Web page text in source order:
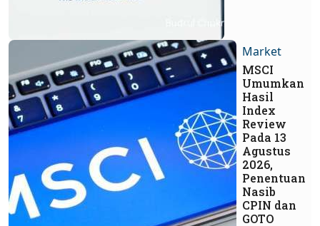
Market
MSCI
Umumkan
Hasil
Index
Review
Pada 13
Agustus
2026,
Penentuan
Nasib
CPIN dan
GOTO